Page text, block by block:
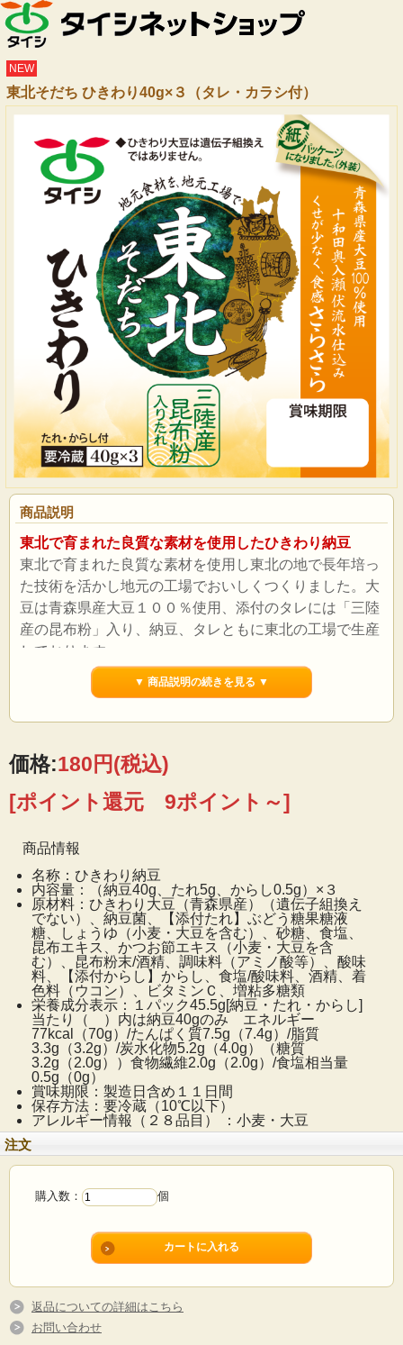
NEW
東北そだち ひきわり40g×３（タレ・カラシ付）
商品説明
東北で育まれた良質な素材を使用したひきわり納豆
東北で育まれた良質な素材を使用し東北の地で長年培っ
た技術を活かし地元の工場でおいしくつくりました。大
豆は青森県産大豆１００％使用、添付のタレには「三陸
産の昆布粉」入り、納豆、タレともに東北の工場で生産
しております。
▼ 商品説明の続きを見る ▼
価格:180円(税込)
[ポイント還元 9ポイント～]
商品情報
名称：ひきわり納豆
内容量：（納豆40g、たれ5g、からし0.5g）×３
原材料：ひきわり大豆（青森県産）（遺伝子組換え
でない）、納豆菌、【添付たれ】ぶどう糖果糖液
糖、しょうゆ（小麦・大豆を含む）、砂糖、食塩、
昆布エキス、かつお節エキス（小麦・大豆を含
む）、昆布粉末/酒精、調味料（アミノ酸等）、酸味
料、【添付からし】からし、食塩/酸味料、酒精、着
色料（ウコン）、ビタミンＣ、増粘多糖類
栄養成分表示：１パック45.5g[納豆・たれ・からし]
当たり（ ）内は納豆40gのみ エネルギー
77kcal（70g）/たんぱく質7.5g（7.4g）/脂質
3.3g（3.2g）/炭水化物5.2g（4.0g）（糖質
3.2g（2.0g））食物繊維2.0g（2.0g）/食塩相当量
0.5g（0g）
賞味期限：製造日含め１１日間
保存方法：要冷蔵（10℃以下）
アレルギー情報（２８品目） ：小麦・大豆
注文
購入数： 個
返品についての詳細はこちら
お問い合わせ